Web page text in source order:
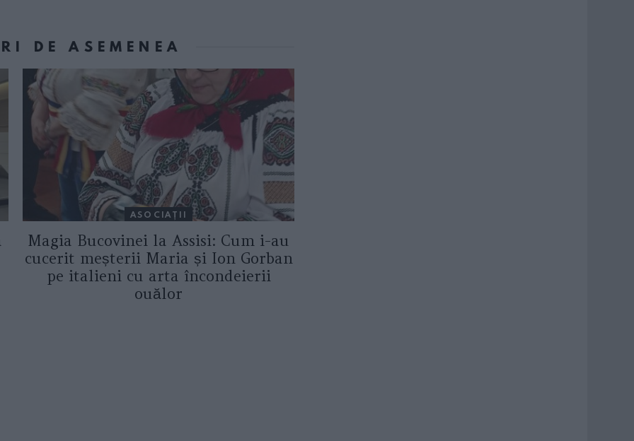
DE ASEMENEA
ASOCIAŢII
Magia Bucovinei la Assisi: Cum i-au
cucerit meșterii Maria și Ion Gorban
pe italieni cu arta încondeierii
ouălor